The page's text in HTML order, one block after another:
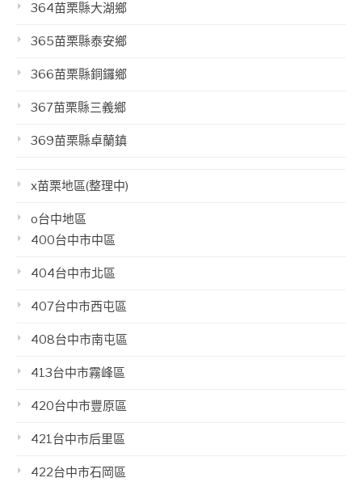
364苗栗縣大湖鄉
365苗栗縣泰安鄉
366苗栗縣銅鑼鄉
367苗栗縣三義鄉
369苗栗縣卓蘭鎮
x苗栗地區(整理中)
o台中地區
400台中市中區
404台中市北區
407台中市西屯區
408台中市南屯區
413台中市霧峰區
420台中市豐原區
421台中市后里區
422台中市石岡區